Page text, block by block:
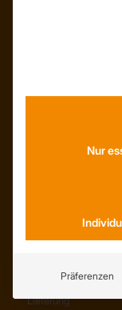
SERVICE
Abholung
Lieferung
Nur
Präferenzen